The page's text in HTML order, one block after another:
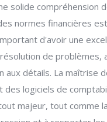
solide compréhension
normes financières
d'avoir une
de problèmes,
aux détails. La maîtrise
des logiciels de
majeur, tout comme